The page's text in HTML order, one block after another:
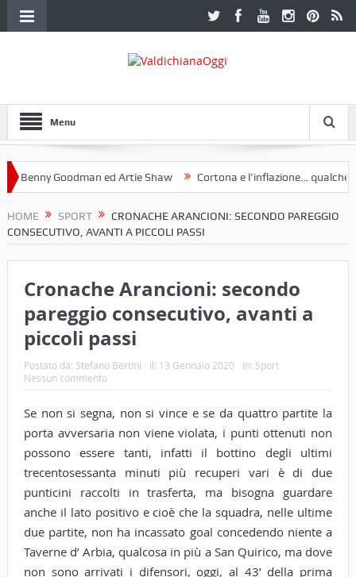
Menu
Goodman ed Artie Shaw Cortona e l’inflazione… qualche
HOME SPORT
CRONACHE ARANCIONI: SECONDO PAREGGIO
CONSECUTIVO, AVANTI A PICCOLI PASSI
Cronache Arancioni: secondo
pareggio consecutivo, avanti a
piccoli passi
Postato da: Stefano Bertini il: 13 Gennaio 2020 In: Sport
Nessun commento
Se non si segna, non si vince e se da quattro partite la
porta avversaria non viene violata, i punti ottenuti non
possono essere tanti, infatti il bottino degli ultimi
trecentosessanta minuti più recuperi vari è di due
punticini raccolti in trasferta, ma bisogna guardare
anche il lato positivo e cioè che la squadra, nelle ultime
due partite, non ha incassato goal concedendo niente a
Taverne d’ Arbia, qualcosa in più a San Quirico, ma dove
non sono arrivati i difensori, oggi, al 43’ della prima